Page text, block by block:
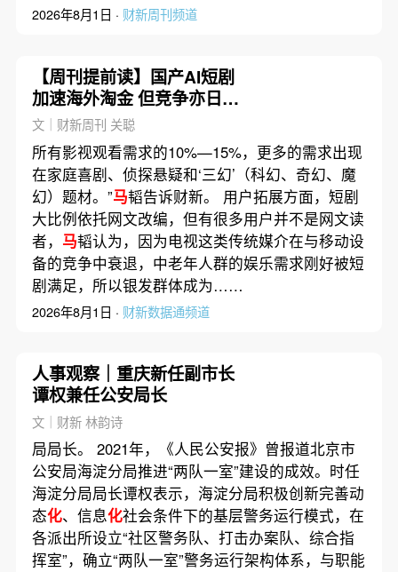
2026年8月1日 · 财新周刊频道
【周刊提前读】国产AI短剧
加速海外淘金 但竞争亦日趋
激烈
文｜财新周刊 关聪
所有影视观看需求的10%—15%，更多的需求出现
在家庭喜剧、侦探悬疑和‘三幻’（科幻、奇幻、魔
幻）题材。”马韬告诉财新。 用户拓展方面，短剧
大比例依托网文改编，但有很多用户并不是网文读
者， 马韬认为，因为电视这类传统媒介在与移动设
备的竞争中衰退，中老年人群的娱乐需求刚好被短
剧满足，所以银发群体成为……
2026年8月1日 · 财新数据通频道
人事观察｜重庆新任副市长
谭权兼任公安局长
文｜财新 林韵诗
局局长。 2021年，《人民公安报》曾报道北京市
公安局海淀分局推进“两队一室”建设的成效。时任
海淀分局局长谭权表示，海淀分局积极创新完善动
态化、信息化社会条件下的基层警务运行模式，在
各派出所设立“社区警务队、打击办案队、综合指
挥室”，确立“两队一室”警务运行架构体系，与职能